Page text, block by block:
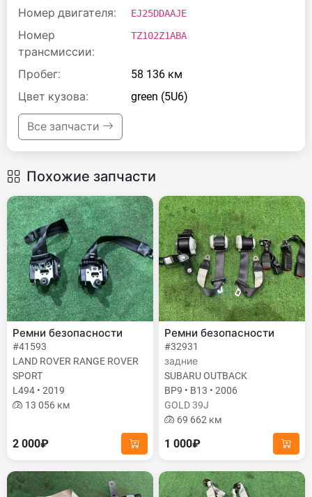
Номер двигателя:
EJ25DDAAJE
Номер
трансмиссии:
TZ102Z1ABA
Пробег:
58 136 км
Цвет кузова:
green (5U6)
Все запчасти
Похожие запчасти
Ремни безопасности
#41593
LAND ROVER RANGE ROVER
SPORT
L494 • 2019
13 056 км
2 000₽
Ремни безопасности
#32931
задние
SUBARU OUTBACK
BP9 • B13 • 2006
GOLD 39J
69 662 км
1 000₽